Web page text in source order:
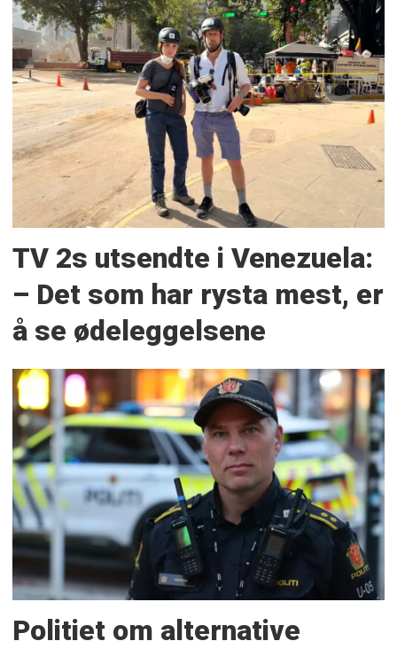
TV 2s utsendte i Venezuela:
– Det som har rysta mest, er
å se ødeleggelsene
Politiet om alternative